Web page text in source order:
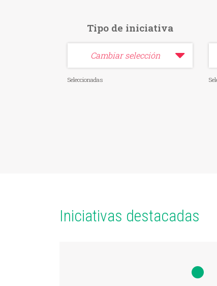
Tipo de iniciativa
Cambiar selección
Seleccionadas
Iniciativas destacadas